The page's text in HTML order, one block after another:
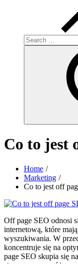
Search
for:
Co to jest
Home
Marketing
Co to jest off
Off page SEO odnosi
internetową, które
wyszukiwania. W
koncentruje się na
page SEO skupia się